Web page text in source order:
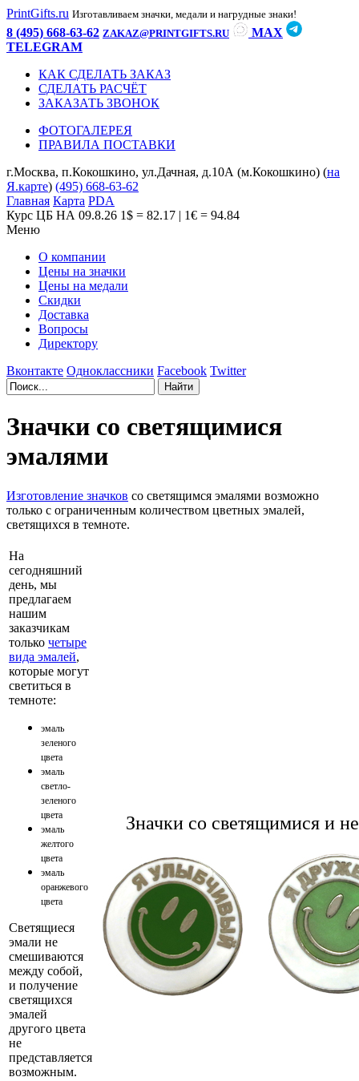
PrintGifts.ru Изготавливаем значки, медали и нагрудные знаки!
8 (495) 668-63-62 ZAKAZ@PRINTGIFTS.RU
MAX
TELEGRAM
КАК СДЕЛАТЬ ЗАКАЗ
СДЕЛАТЬ РАСЧЁТ
ЗАКАЗАТЬ ЗВОНОК
ФОТОГАЛЕРЕЯ
ПРАВИЛА ПОСТАВКИ
г.Москва, п.Кокошкино, ул.Дачная, д.10А (м.Кокошкино) (на
Я.карте) (495) 668-63-62
Главная Карта PDA
Курс ЦБ НА 09.8.26 1$ = 82.17 | 1€ = 94.84
Меню
О компании
Цены на значки
Цены на медали
Скидки
Доставка
Вопросы
Директору
Вконтакте Одноклассники Facebook Twitter
Значки со светящимися
эмалями
Изготовление значков со светящимся эмалями возможно
только с ограниченным количеством цветных эмалей,
светящихся в темноте.
На
сегодняшний
день, мы
предлагаем
нашим
заказчикам
только четыре
вида эмалей,
которые могут
светиться в
темноте:
эмаль
зеленого
цвета
эмаль
светло-
зеленого
цвета
эмаль
желтого
цвета
эмаль
оранжевого
цвета
Светящиеся
эмали не
смешиваются
между собой,
и получение
светящихся
эмалей
другого цвета
не
представляется
возможным.
Значки со светящимися и